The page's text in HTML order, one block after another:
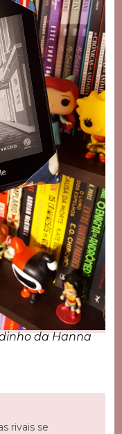
da Hanna
rivais se